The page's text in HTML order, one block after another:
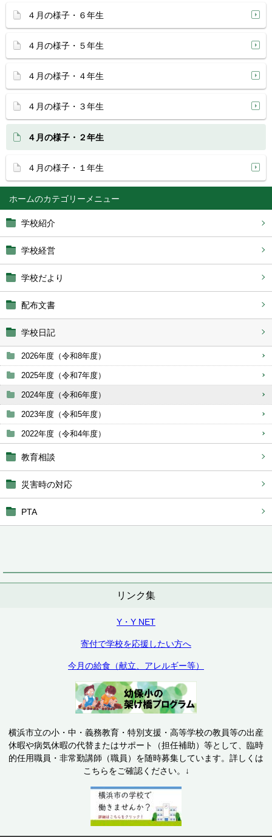
ホーム
学校紹介
学校経営
学校だより
配布文書
学校日記
2026年度（令和8年度）
2025年度（令和7年度）
2024年度（令和6年度）
2023年度（令和5年度）
2022年度（令和4年度）
教育相談
災害時の対応
PTA
リンク集
Y・Y NET
寄付で学校を応援したい方へ
今月の給食（献立、アレルギー等）
横浜市立の小・中・義務教育・特別支援・高等学校の教員等の出産
休暇や病気休暇の代替またはサポート（担任補助）等として、臨時
的任用職員・非常勤講師（職員）を随時募集しています。詳しくは
こちらをご確認ください。↓
４月の様子・６年生
４月の様子・５年生
４月の様子・４年生
４月の様子・３年生
４月の様子・２年生
４月の様子・１年生